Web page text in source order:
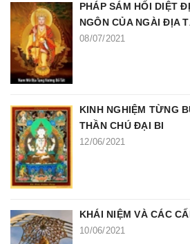
PHÁP SÁM HỐI DIỆT
NGÔN CỦA NGÀI ĐỊA
08/07/2021
KINH NGHIỆM TỪNG
THẦN CHÚ ĐẠI BI
12/06/2021
KHÁI NIỆM VÀ CÁC
10/06/2021